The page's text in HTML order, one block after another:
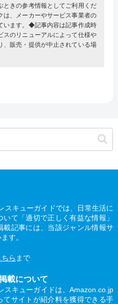
ときの参考情報としてご利用くだ
、メーカーやサービス事業者の
います。◆記事内容は記事作成時
スのリニューアルによって仕様や
、販売・提供が中止されている場
スキューガイドでは、日常生活に
て「適切で正しく有益な情報」
載記事には、当該ジャンル情報サ
す。
ちら まで
載について
スキューガイドは、Amazon.co.jp
てサイトが紹介料を獲得できる手